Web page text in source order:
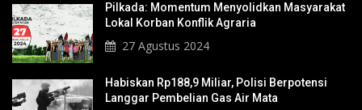
Pilkada: Momentum Menyolidkan Masyarakat
Lokal Korban Konflik Agraria
27 Agustus 2024
Habiskan Rp188,9 Miliar, Polisi Berpotensi
Langgar Pembelian Gas Air Mata